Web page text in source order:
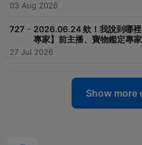
03 Aug 2026
727 - 2026.06.24 欸！我說到哪
專家】前主播、寶物鑑定專
27 Jul 2026
Show more